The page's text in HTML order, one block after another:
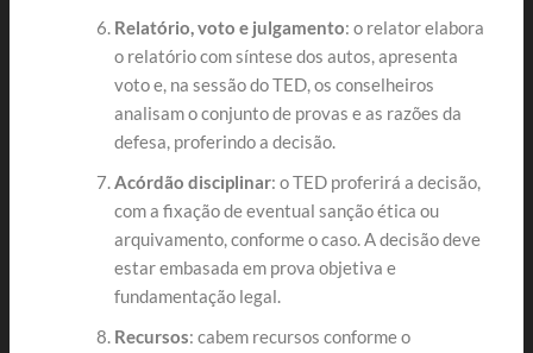
Relatório, voto e julgamento: o relator elabora
o relatório com síntese dos autos, apresenta
voto e, na sessão do TED, os conselheiros
analisam o conjunto de provas e as razões da
defesa, proferindo a decisão.
Acórdão disciplinar: o TED proferirá a decisão,
com a fixação de eventual sanção ética ou
arquivamento, conforme o caso. A decisão deve
estar embasada em prova objetiva e
fundamentação legal.
Recursos: cabem recursos conforme o